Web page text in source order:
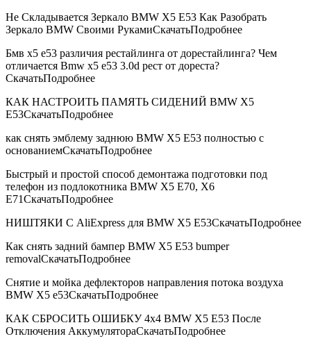
Не Складывается Зеркало BMW X5 E53 Как Разобрать
Зеркало BMW Своими РукамиСкачатьПодробнее
Бмв х5 е53 различия рестайлинга от дорестайлинга? Чем
отличается Bmw x5 e53 3.0d рест от дореста?
СкачатьПодробнее
КАК НАСТРОИТЬ ПАМЯТЬ СИДЕНИЙ BMW X5
E53СкачатьПодробнее
как снять эмблему заднюю BMW X5 E53 полностью с
основаниемСкачатьПодробнее
Быстрый и простой способ демонтажа подготовки под
телефон из подлокотника BMW X5 E70, X6
E71СкачатьПодробнее
НИШТЯКИ С AliExpress для BMW X5 E53СкачатьПодробнее
Как снять задний бампер BMW X5 E53 bumper
removalСкачатьПодробнее
Снятие и мойка дефлекторов направления потока воздуха
BMW X5 e53СкачатьПодробнее
КАК СБРОСИТЬ ОШИБКУ 4х4 BMW X5 E53 После
Отключения АккумулятораСкачатьПодробнее